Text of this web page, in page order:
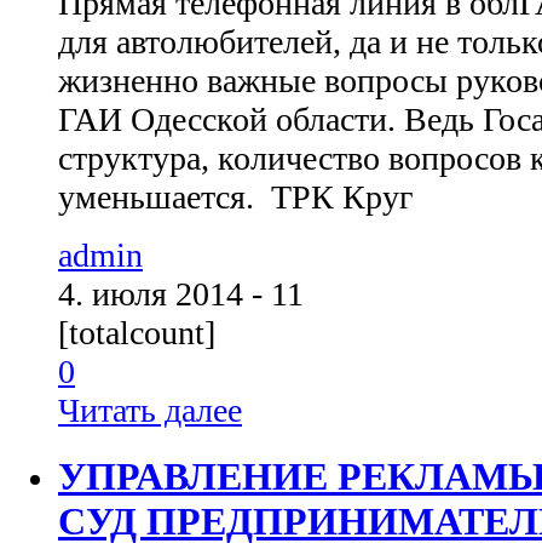
для автолюбителей, да и не
жизненно важные вопросы
ГАИ Одесской области. Ведь
структура, количество вопросов
уменьшается. ТРК Круг
admin
4. июля 2014 - 11
[totalcount]
0
Читать далее
УПРАВЛЕНИЕ
СУД